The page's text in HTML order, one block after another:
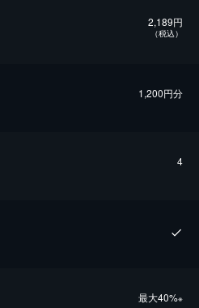
2,189円
（税込）
1,200円分
4
最⼤40%※